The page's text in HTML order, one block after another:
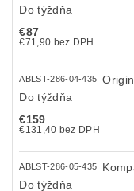
Do týždňa
€87
€71,90 bez DPH
ABLST-286-04-435
Do týždňa
€159
€131,40 bez DPH
ABLST-286-05-435
Do týždňa